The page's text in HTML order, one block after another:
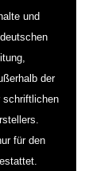
und
der
schriftlichen
für den